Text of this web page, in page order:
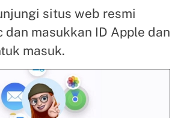
situs web resmi
dan masukkan ID Apple dan
masuk.